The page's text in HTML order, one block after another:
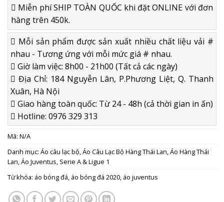
Miễn phí SHIP TOÀN QUỐC khi đặt ONLINE với đơn
hàng trên 450k.
Mỗi sản phẩm được sản xuất nhiều chất liệu vải #
nhau - Tương ứng với mỗi mức giá # nhau.
Giờ làm việc: 8h00 - 21h00 (Tất cả các ngày)
Địa Chỉ: 184 Nguyễn Lân, P.Phương Liệt, Q. Thanh
Xuân, Hà Nội
Giao hàng toàn quốc: Từ 24 - 48h (cả thời gian in ấn)
Hotline: 0976 329 313
Mã: N/A
Danh mục: Áo câu lạc bộ,Áo Câu Lạc Bộ Hàng Thái Lan,Áo Hàng Thái
Lan,Áo Juventus, Serie A & Ligue 1
Từ khóa: áo bóng đá, áo bóng đá 2020, áo juventus